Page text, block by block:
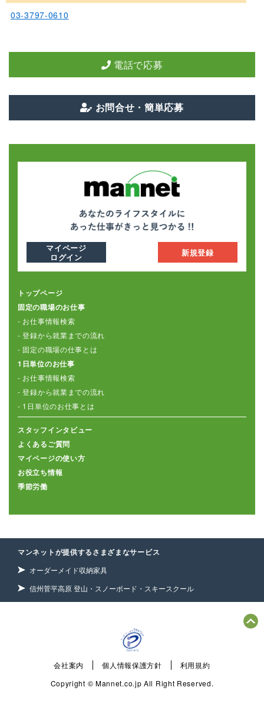
03-3797-0610
電話で応募
お問合せ・簡単応募
マイページ
ログイン
新規登録
トップページ
固定の職場のお仕事
- お仕事情報検索
- 登録から就業までの流れ
- 固定の職場の仕事とは
1日単位のお仕事
- お仕事情報検索
- 登録から就業までの流れ
- 1日単位のお仕事とは
スタッフインタビュー
よくあるご質問
マイページの使い方
お役立ち情報
季節労働
マンネットが提供するさまざまなサービス
オーダーメイド収納家具
信州菅平高原 登山・スノーボード・スキースクール
会社案内 個人情報保護方針
利用規約
Copyright © Mannet.co.jp All Right Reserved.